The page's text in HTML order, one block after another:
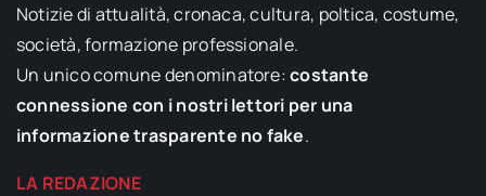
Notizie di attualità, cronaca, cultura, poltica, costume,
società, formazione professionale.
Un unico comune denominatore:costante
connessione con i nostri lettori per una
informazione trasparente no fake.
LA REDAZIONE